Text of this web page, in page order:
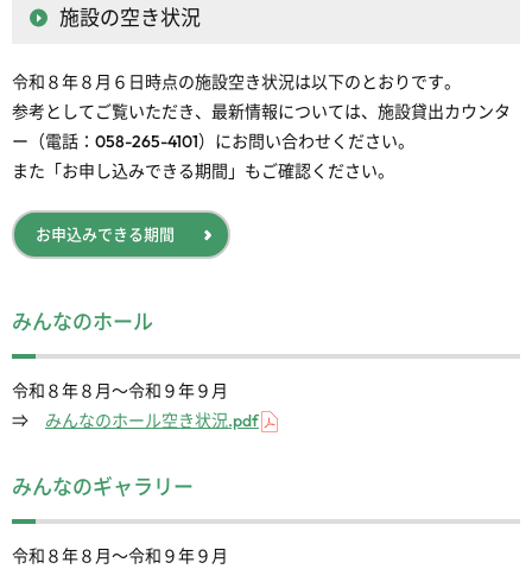
施設の空き状況
令和８年８月６日時点の施設空き状況は以下のとおりです。
参考としてご覧いただき、最新情報については、施設貸出カウンタ
ー（電話：058-265-4101）にお問い合わせください。
また「お申し込みできる期間」もご確認ください。
お申込みできる期間
みんなのホール
令和８年８月～令和９年９月
⇒ みんなのホール空き状況.pdf
みんなのギャラリー
令和８年８月～令和９年９月